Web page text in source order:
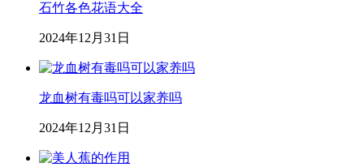
石竹各色花语大全
2024年12月31日
龙血树有毒吗可以家养吗
2024年12月31日